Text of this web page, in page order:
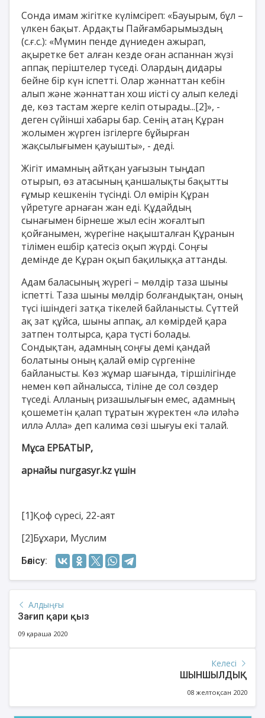
Сонда имам жігітке күлімсіреп: «Бауырым, бұл –
үлкен бақыт. Ардақты Пайғамбарымыздың
(с.ғ.с.): «Мүмин пенде дүниеден ажырап,
ақыретке бет алған кезде оған аспаннан жүзі
аппақ періштелер түседі. Олардың дидары
бейне бір күн іспетті. Олар жәннаттан кебін
алып және жәннаттан хош иісті су алып келеді
де, көз тастам жерге келіп отырады...[2]», -
деген сүйінші хабары бар. Сенің атаң Құран
жолымен жүрген ізгілерге бұйырған
жақсылығымен қауышты», - деді.
Жігіт имамның айтқан уағызын тыңдап
отырып, өз атасының қаншалықты бақытты
ғұмыр кешкенін түсінді. Ол өмірін Құран
үйретуге арнаған жан еді. Құдайдың
сынағымен бірнеше жыл есін жоғалтып
қойғанымен, жүрегіне нақышталған Құранын
тілімен ешбір қатесіз оқып жүрді. Соңғы
демінде де Құран оқып бақилыққа аттанды.
Адам баласының жүрегі – мөлдір таза шыны
іспетті. Таза шыны мөлдір болғандықтан, оның
түсі ішіндегі затқа тікелей байланысты. Сүттей
ақ зат құйса, шыны аппақ, ал көмірдей қара
затпен толтырса, қара түсті болады.
Сондықтан, адамның соңғы демі қандай
болатыны оның қалай өмір сүргеніне
байланысты. Көз жұмар шағында, тіршілігінде
немен көп айналысса, тіліне де сол сөздер
түседі. Алланың ризашылығын емес, адамның
қошеметін қалап тұратын жүректен «лә иләһә
иллә Алла» деп калима сөзі шығуы екі талай.
Мұса ЕРБАТЫР,
арнайы nurgasyr.kz үшін
[1]Қоф сүресі, 22-аят
[2]Бұхари, Муслим
Бөлісу:
Алдыңғы
Зағип қари қыз
09 қараша 2020
Келесі
ШЫНШЫЛДЫҚ
08 желтоқсан 2020